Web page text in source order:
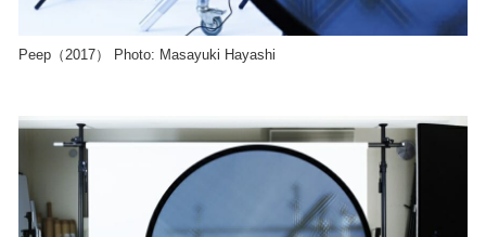
Peep（2017） Photo: Masayuki Hayashi